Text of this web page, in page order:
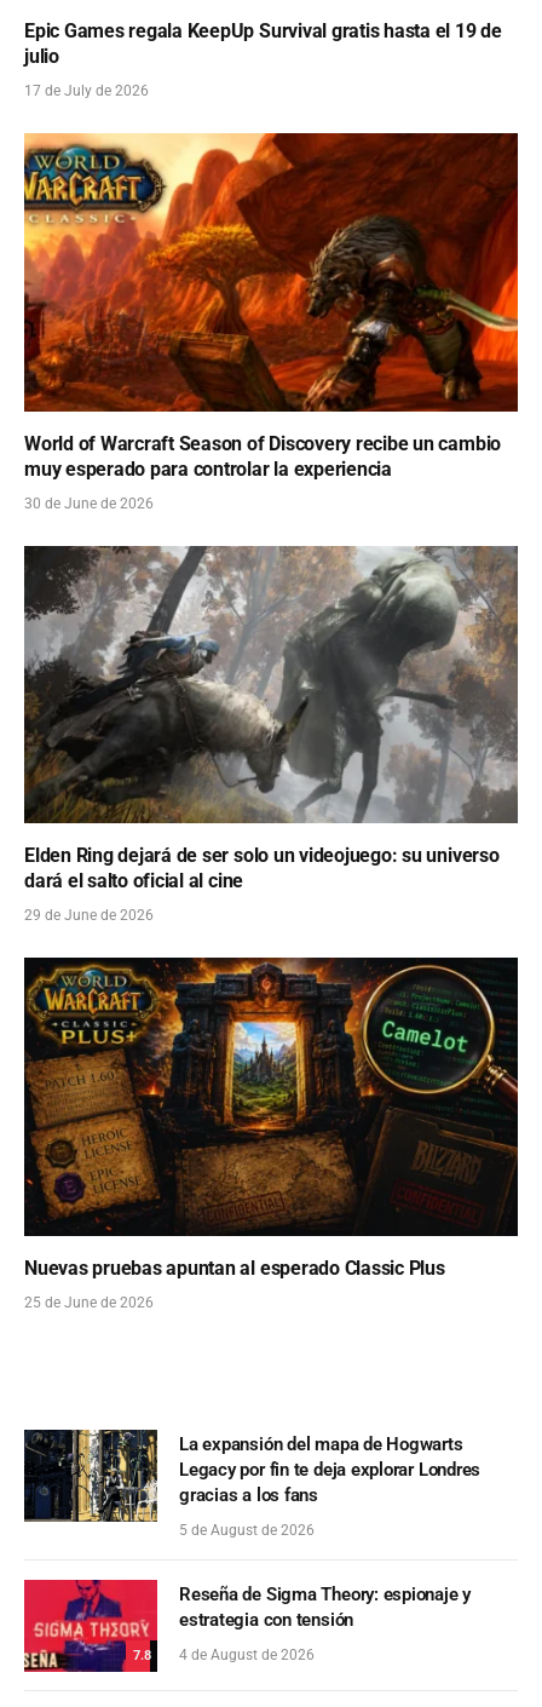
Epic Games regala KeepUp Survival gratis hasta el 19 de
julio
17 de July de 2026
World of Warcraft Season of Discovery recibe un cambio
muy esperado para controlar la experiencia
30 de June de 2026
Elden Ring dejará de ser solo un videojuego: su universo
dará el salto oficial al cine
29 de June de 2026
Nuevas pruebas apuntan al esperado Classic Plus
25 de June de 2026
La expansión del mapa de Hogwarts
Legacy por fin te deja explorar Londres
gracias a los fans
5 de August de 2026
7.8
Reseña de Sigma Theory: espionaje y
estrategia con tensión
4 de August de 2026